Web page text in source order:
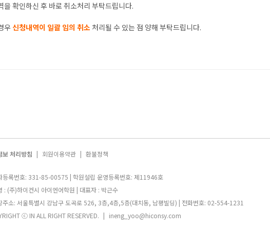
을 확인하신 후 바로 취소처리 부탁드립니다.
우 신청내역이 일괄 임의 취소 처리될 수 있는 점 양해 부탁드립니다.
보 처리방침 | 회원이용약관 | 환불정책
등록번호: 331-85-00575 | 학원설립 운영등록번호: 제11946호
: (주)하이컨시 아이엔어학원 | 대표자 : 박근수
주소: 서울특별시 강남구 도곡로 526, 3층,4층,5층(대치동, 남평빌딩) | 전화번호: 02-554-1231
ⓒ IN ALL RIGHT RESERVED. | ineng_yoo@hiconsy.com